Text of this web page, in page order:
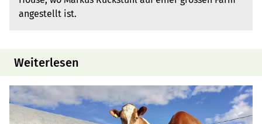
angestellt ist.
Weiterlesen